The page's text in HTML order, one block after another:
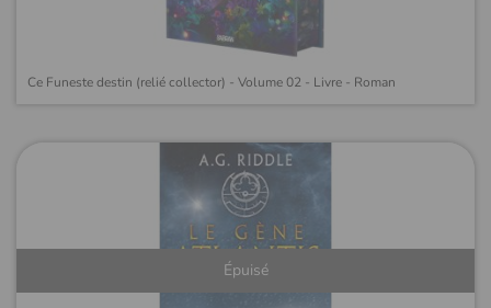
Ce Funeste destin (relié collector) - Volume 02 - Livre - Roman
Épuisé